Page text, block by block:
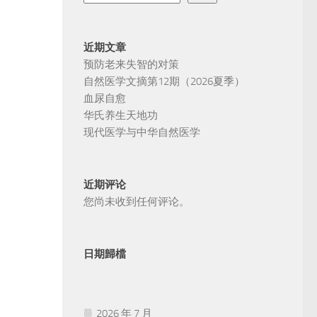
近期文章
预防老来失智的对策
自然医学文摘第12期（2026夏季）
血尿自愈
华氏养生天地功
现代医学与中华自然医学
近期评论
您尚未收到任何评论。
日期歸檔
2026 年 7 月